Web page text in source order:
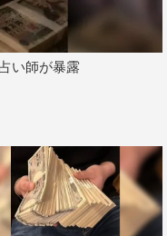
い師が暴露